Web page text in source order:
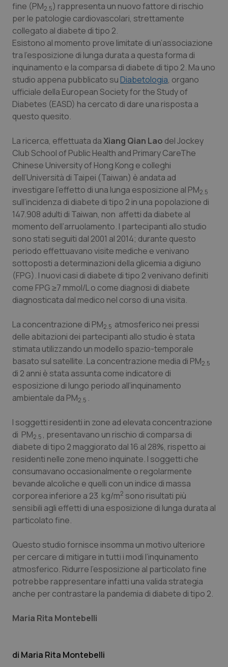
Campania
Emilia-Romagna
Friuli Venezia Giulia
Lazio
Liguria
Lombardia
Marche
Molise
Piemonte
Provincia Autonoma di Bolzano
Provincia Autonoma di Trento
Sardegna
Sicilia
Toscana
Valle D’Aosta
Veneto
Car-T
Colesterolo & coronaropatie
Dermatite Atopica
Diabete & glucometri
Disturbi dell’umore
Dolore
Donna & Salute
Epatiti
HIV
Infezioni & Febbre
Ipertensione & Scompenso
Malattia di Crohn & Rettocolite Ulcerosa
Neuroscienze & patologie neurodegenerative
Obesità
Oncodermatologia
Oncoematologia
Oncologia & Nutrizione
Psoriasi & pelle
Quotidiano Cardiologia
Quotidiano Chirurgia
Quotidiano Oncologia
Rene & patologie urogenitali
fine (PM2.5) rappresenta un nuovo fattore di rischio
per le patologie cardiovascolari, strettamente
collegato al diabete di tipo 2.
Esistono al momento prove limitate di un’associazione
tra l’esposizione di lunga durata a questa forma di
inquinamento e la comparsa di diabete di tipo 2. Ma uno
studio appena pubblicato suDiabetologia, organo
ufficiale della European Society for the Study of
Diabetes (EASD) ha cercato di dare una risposta a
questo quesito.
La ricerca, effettuata daXiang Qian Lao del Jockey
Club School of Public Health and Primary CareThe
Chinese University of Hong Kong e colleghi
dell’Università di Taipei (Taiwan) è andata ad
investigare l’effetto di una lunga esposizione al PM2.5
sull’incidenza di diabete di tipo 2 in una popolazione di
147.908 adulti di Taiwan, non affetti da diabete al
momento dell’arruolamento. I partecipanti allo studio
sono stati seguiti dal 2001 al 2014; durante questo
periodo effettuavano visite mediche e venivano
sottoposti a determinazioni della glicemia a digiuno
(FPG). I nuovi casi di diabete di tipo 2 venivano definiti
come FPG ≥7 mmol/L o come diagnosi di diabete
diagnosticata dal medico nel corso di una visita.
La concentrazione di PM2.5 atmosferico nei pressi
delle abitazioni dei partecipanti allo studio è stata
stimata utilizzando un modello spazio-temporale
basato sul satellite. La concentrazione media di PM2.5
di 2 anni è stata assunta come indicatore di
esposizione di lungo periodo all’inquinamento
ambientale da PM2.5 .
I soggetti residenti in zone ad elevata concentrazione
di PM2.5 , presentavano un rischio di comparsa di
diabete di tipo 2 maggiorato dal 16 al 28%, rispetto ai
residenti nelle zone meno inquinate. I soggetti che
consumavano occasionalmente o regolarmente
bevande alcoliche e quelli con un indice di massa
corporea inferiore a 23 kg/m2 sono risultati più
sensibili agli effetti di una esposizione di lunga durata al
particolato fine.
Questo studio fornisce insomma un motivo ulteriore
per cercare di mitigare in tutti i modi l’inquinamento
atmosferico. Ridurre l’esposizione al particolato fine
potrebbe rappresentare infatti una valida strategia
anche per contrastare la pandemia di diabete di tipo 2.
Maria Rita Montebelli
Maria Rita Montebelli